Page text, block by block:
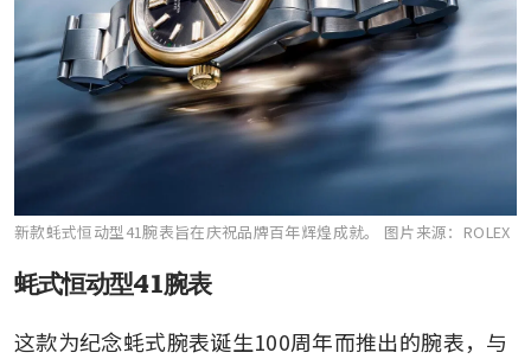
新款蚝式恒动型41腕表旨在庆祝品牌百年辉煌成就。 图片来源：ROLEX
蚝式恒动型41腕表
这款为纪念蚝式腕表诞生100周年而推出的腕表，与